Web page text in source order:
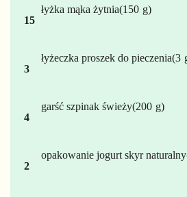
15
łyżka mąka żytnia 150
3
łyżeczka proszek do pieczenia 3
4
garść szpinak świeży 200
2
opakowanie jogurt skyr naturalny